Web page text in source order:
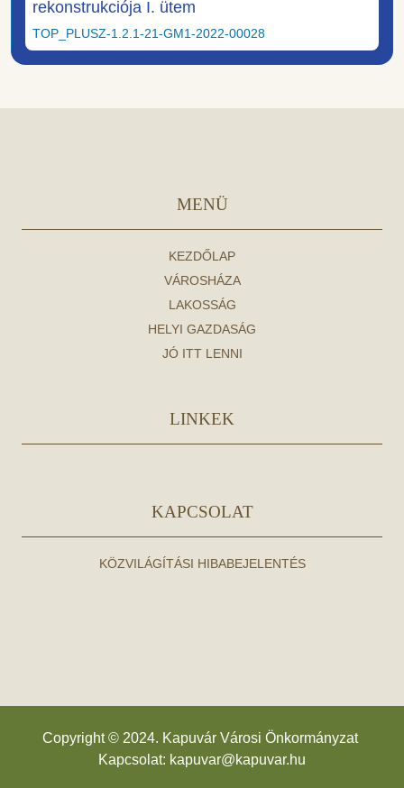
rekonstrukciója I. ütem
TOP_PLUSZ-1.2.1-21-GM1-2022-00028
MENÜ
KEZDŐLAP
VÁROSHÁZA
LAKOSSÁG
HELYI GAZDASÁG
JÓ ITT LENNI
LINKEK
KAPCSOLAT
KÖZVILÁGÍTÁSI HIBABEJELENTÉS
Copyright © 2024. Kapuvár Városi Önkormányzat
Kapcsolat: kapuvar@kapuvar.hu